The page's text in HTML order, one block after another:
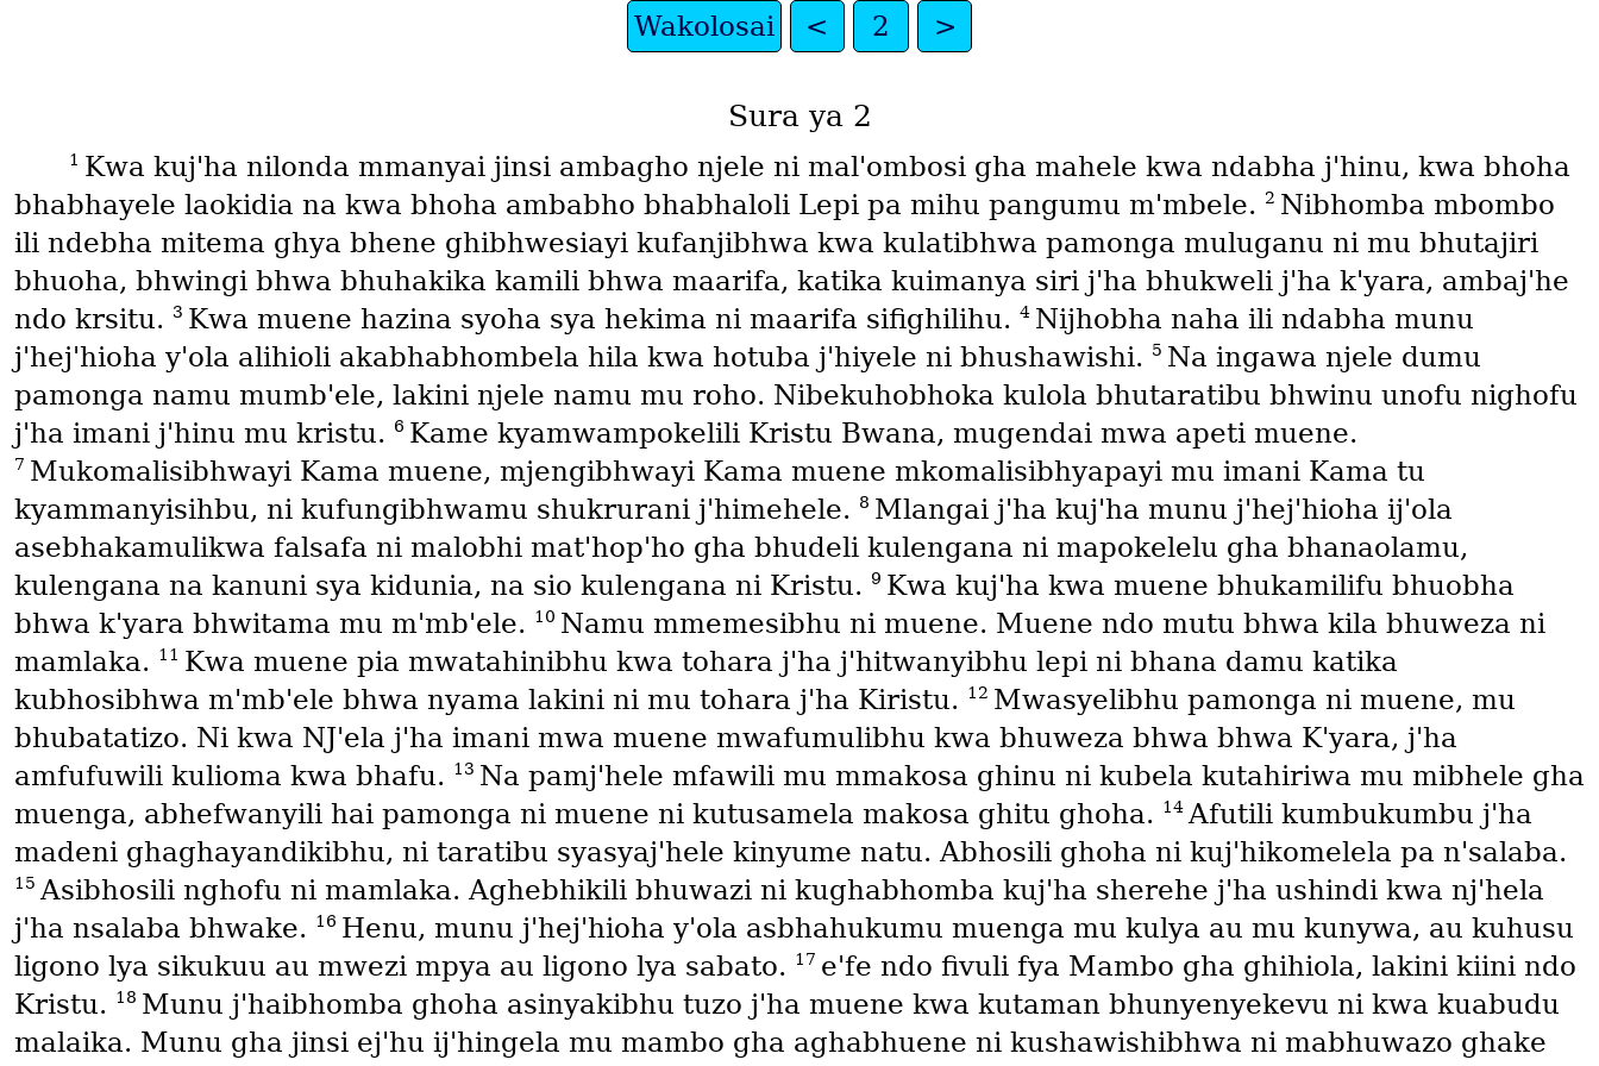
Wakolosai < 2 >
Sura ya 2
1 Kwa kuj'ha nilonda mmanyai jinsi ambagho njele ni mal'ombosi gha mahele kwa ndabha j'hinu, kwa bhoha
bhabhayele laokidia na kwa bhoha ambabho bhabhaloli Lepi pa mihu pangumu m'mbele. 2 Nibhomba mbombo
ili ndebha mitema ghya bhene ghibhwesiayi kufanjibhwa kwa kulatibhwa pamonga muluganu ni mu bhutajiri
bhuoha, bhwingi bhwa bhuhakika kamili bhwa maarifa, katika kuimanya siri j'ha bhukweli j'ha k'yara, ambaj'he
ndo krsitu. 3 Kwa muene hazina syoha sya hekima ni maarifa sifighilihu. 4 Nijhobha naha ili ndabha munu
j'hej'hioha y'ola alihioli akabhabhombela hila kwa hotuba j'hiyele ni bhushawishi. 5 Na ingawa njele dumu
pamonga namu mumb'ele, lakini njele namu mu roho. Nibekuhobhoka kulola bhutaratibu bhwinu unofu nighofu
j'ha imani j'hinu mu kristu. 6 Kame kyamwampokelili Kristu Bwana, mugendai mwa apeti muene.
7 Mukomalisibhwayi Kama muene, mjengibhwayi Kama muene mkomalisibhyapayi mu imani Kama tu
kyammanyisihbu, ni kufungibhwamu shukrurani j'himehele. 8 Mlangai j'ha kuj'ha munu j'hej'hioha ij'ola
asebhakamulikwa falsafa ni malobhi mat'hop'ho gha bhudeli kulengana ni mapokelelu gha bhanaolamu,
kulengana na kanuni sya kidunia, na sio kulengana ni Kristu. 9 Kwa kuj'ha kwa muene bhukamilifu bhuobha
bhwa k'yara bhwitama mu m'mb'ele. 10 Namu mmemesibhu ni muene. Muene ndo mutu bhwa kila bhuweza ni
mamlaka. 11 Kwa muene pia mwatahinibhu kwa tohara j'ha j'hitwanyibhu lepi ni bhana damu katika
kubhosibhwa m'mb'ele bhwa nyama lakini ni mu tohara j'ha Kiristu. 12 Mwasyelibhu pamonga ni muene, mu
bhubatatizo. Ni kwa NJ'ela j'ha imani mwa muene mwafumulibhu kwa bhuweza bhwa bhwa K'yara, j'ha
amfufuwili kulioma kwa bhafu. 13 Na pamj'hele mfawili mu mmakosa ghinu ni kubela kutahiriwa mu mibhele gha
muenga, abhefwanyili hai pamonga ni muene ni kutusamela makosa ghitu ghoha. 14 Afutili kumbukumbu j'ha
madeni ghaghayandikibhu, ni taratibu syasyaj'hele kinyume natu. Abhosili ghoha ni kuj'hikomelela pa n'salaba.
15 Asibhosili nghofu ni mamlaka. Aghebhikili bhuwazi ni kughabhomba kuj'ha sherehe j'ha ushindi kwa nj'hela
j'ha nsalaba bhwake. 16 Henu, munu j'hej'hioha y'ola asbhahukumu muenga mu kulya au mu kunywa, au kuhusu
ligono lya sikukuu au mwezi mpya au ligono lya sabato. 17 e'fe ndo fivuli fya Mambo gha ghihiola, lakini kiini ndo
Kristu. 18 Munu j'haibhomba ghoha asinyakibhu tuzo j'ha muene kwa kutaman bhunyenyekevu ni kwa kuabudu
malaika. Munu gha jinsi ej'hu ij'hingela mu mambo gha aghabhuene ni kushawishibhwa ni mabhuwazo ghake